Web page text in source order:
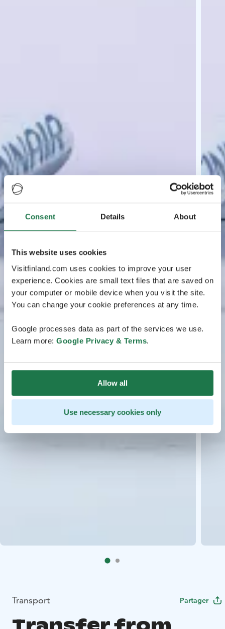
Consent Details About
This website uses cookies
Visitfinland.com uses cookies to improve your user
experience. Cookies are small text files that are saved on
your computer or mobile device when you visit the site.
You can change your cookie preferences at any time.
Google processes data as part of the services we use.
Learn more: Google Privacy & Terms.
Allow all
Use necessary cookies only
Transport Partager